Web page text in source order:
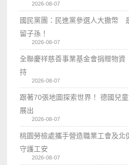
2026-08-07
國民黨團：民進黨參選人大撒幣
留子孫！
2026-08-07
全聯慶祥慈善事業基金會捐贈物
持
2026-08-07
跟著70張地圖探索世界！ 德國兒
展出
2026-08-07
桃園勞檢處攜手營造職業工會及
守護工安
2026-08-07